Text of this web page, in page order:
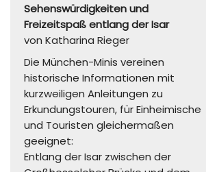
Sehenswürdigkeiten und
Freizeitspaß entlang der Isar
von Katharina Rieger
Die München-Minis vereinen
historische Informationen mit
kurzweiligen Anleitungen zu
Erkundungstouren, für Einheimische
und Touristen gleichermaßen
geeignet:
Entlang der Isar zwischen der